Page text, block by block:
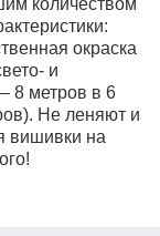
окраска
и
8 метров в 6
Не леняют и
вишивки на